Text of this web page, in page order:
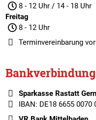
8 - 12 Uhr / 14 - 18 Uhr
Freitag
8 - 12 Uhr
Terminvereinbarung
Bankverbindung
Sparkasse Rastatt
IBAN: DE18 6655 0070